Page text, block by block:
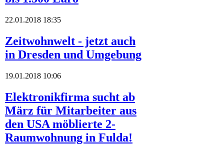
22.01.2018 18:35
Zeitwohnwelt - jetzt auch
in Dresden und Umgebung
19.01.2018 10:06
Elektronikfirma sucht ab
März für Mitarbeiter aus
den USA möblierte 2-
Raumwohnung in Fulda!